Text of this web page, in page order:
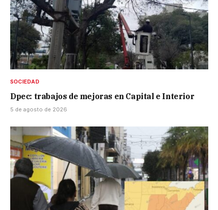
SOCIEDAD
Dpec: trabajos de mejoras en Capital e Interior
5 de agosto de 2026